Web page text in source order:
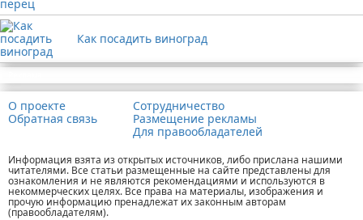
Как посадить виноград
О проекте
Обратная связь
Сотрудничество
Размещение рекламы
Для правообладателей
Информация взята из открытых источников, либо прислана нашими
читателями. Все статьи размещенные на сайте представлены для
ознакомления и не являются рекомендациями и используются в
некоммерческих целях. Все права на материалы, изображения и
прочую информацию пренадлежат их законным авторам
(правообладателям).